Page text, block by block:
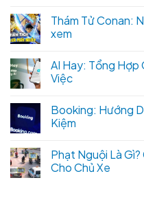
Thám Tử Conan:
xem
AI Hay: Tổng Hợp
Việc
Booking: Hướng
Kiệm
Phạt Nguội Là
Cho Chủ Xe